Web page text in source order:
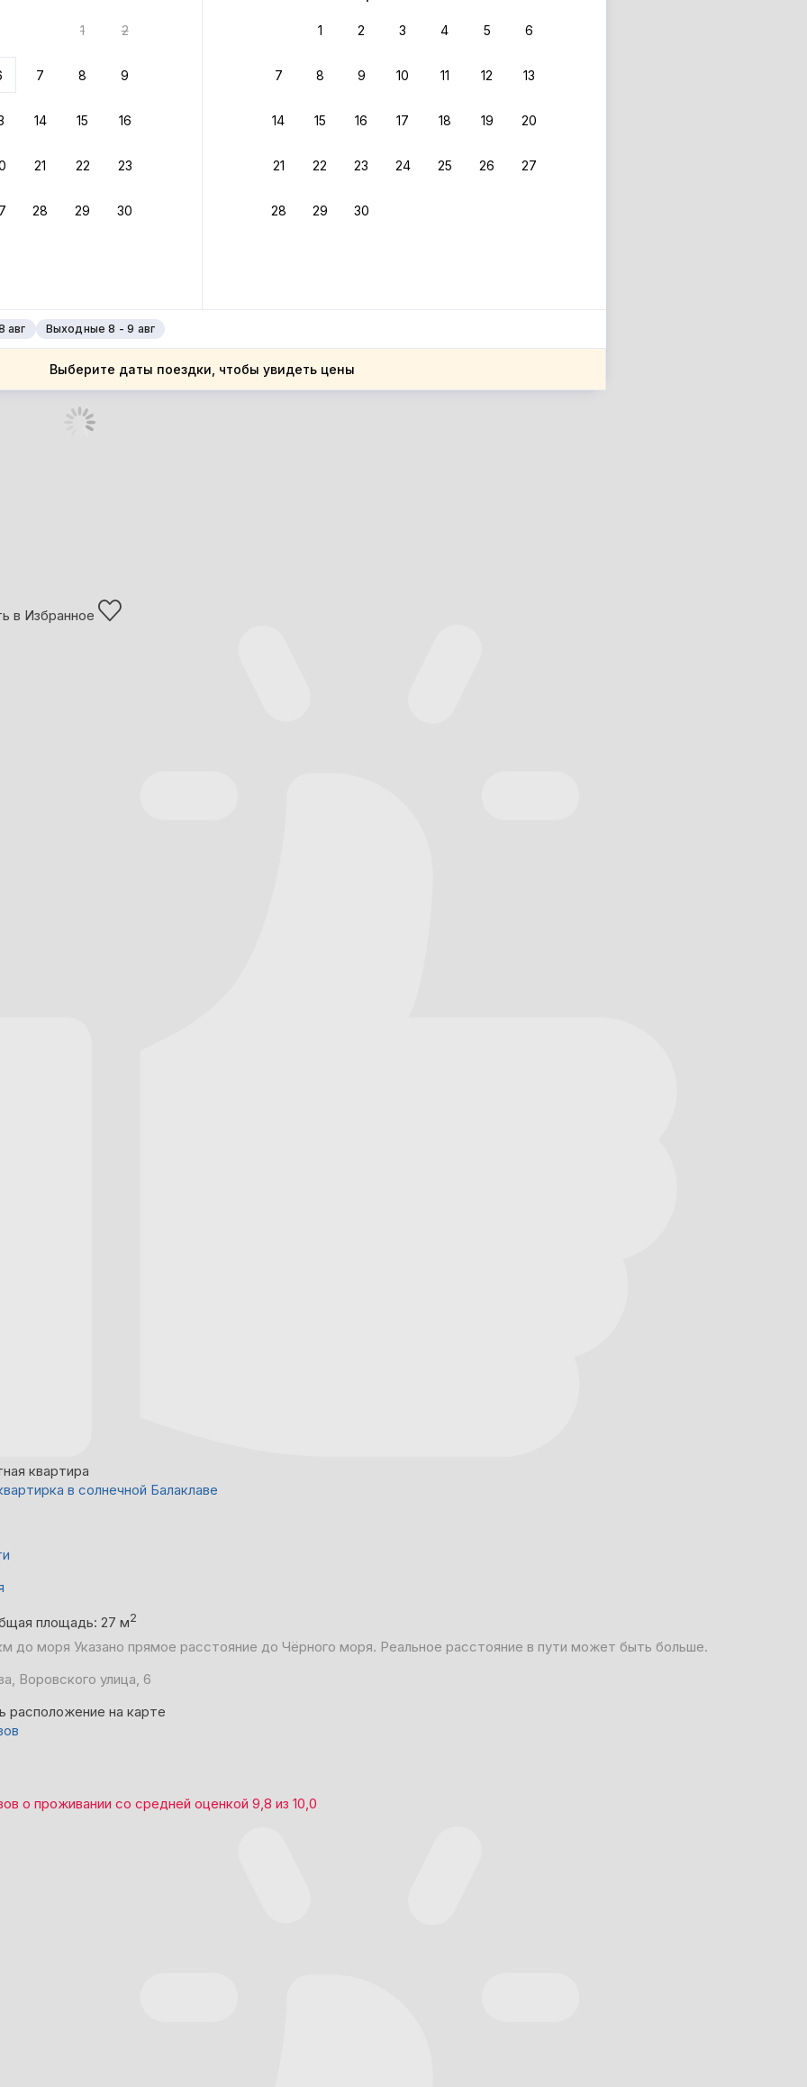
1 2
7 8 9
14 15 16
21 22 23
28 29 30
1 2 3 4 5 6
7 8 9 10 11 12 13
14 15 16 17 18 19 20
21 22 23 24 25 26 27
28 29 30
авг Выходные 8 - 9 авг
Выберите даты поездки, чтобы увидеть цены
в Избранное
квартира
в солнечной Балаклаве
площадь: 27 м2
до моря Указано прямое расстояние до Чёрного моря. Реальное расстояние в пути может быть больше.
Воровского улица, 6
расположение на карте
о проживании со средней оценкой 9,8 из 10,0